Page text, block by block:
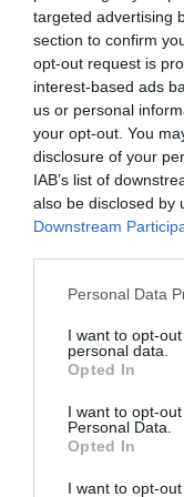
targeted advertising
section to confirm
opt-out request is
interest-based ads
us or personal
your opt-out. You
disclosure of your
IAB’s list of
also be disclosed by
Downstream
Personal Data
I want to opt-
personal data.
Opted In
I want to opt-
Personal Data.
Opted In
I want to opt-
Vincenzo
Italia
Ottobre 2012
Viaggiatore Singolo
Consigliato.
Vincenzo
Viaggiatore con amici/
Ottimo, sembra un 4 stelle.
Anonimo